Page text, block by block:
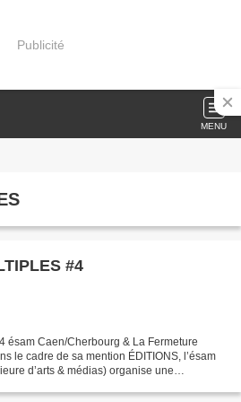
Publicité
MENU
#4
ésam Caen/Cherbourg & La Fermeture
le cadre de sa mention ÉDITIONS, l’ésam
d’arts & médias) organise une